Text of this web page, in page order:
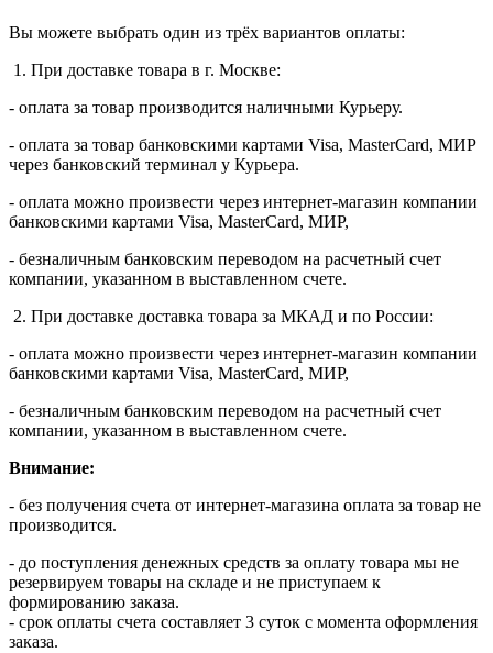
Вы можете выбрать один из трёх вариантов оплаты:
1. При доставке товара в г. Москве:
- оплата за товар производится наличными Курьеру.
- оплата за товар банковскими картами Visa, MasterСard, МИР
через банковский терминал у Курьера.
- оплата можно произвести через интернет-магазин компании
банковскими картами Visa, MasterСard, МИР,
- безналичным банковским переводом на расчетный счет
компании, указанном в выставленном счете.
2. При доставке доставка товара за МКАД и по России:
- оплата можно произвести через интернет-магазин компании
банковскими картами Visa, MasterСard, МИР,
- безналичным банковским переводом на расчетный счет
компании, указанном в выставленном счете.
Внимание:
- без получения счета от интернет-магазина оплата за товар не
производится.
- до поступления денежных средств за оплату товара мы не
резервируем товары на складе и не приступаем к
формированию заказа.
- срок оплаты счета составляет 3 суток с момента оформления
заказа.